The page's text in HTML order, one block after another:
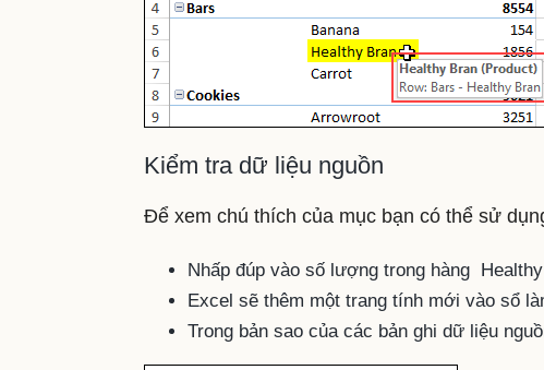
Kiểm tra dữ liệu nguồn
Để xem chú thích của mục bạn có thể sử
Nhấp đúp vào số lượng trong hàng
Excel sẽ thêm một trang tính mới vào sổ
Trong bản sao của các bản ghi dữ liệu